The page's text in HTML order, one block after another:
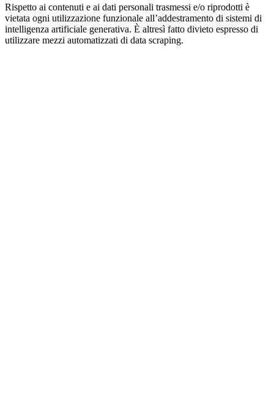
Rispetto ai contenuti e ai dati personali trasmessi e/o riprodotti è
vietata ogni utilizzazione funzionale all’addestramento di sistemi di
intelligenza artificiale generativa. È altresì fatto divieto espresso di
utilizzare mezzi automatizzati di data scraping.